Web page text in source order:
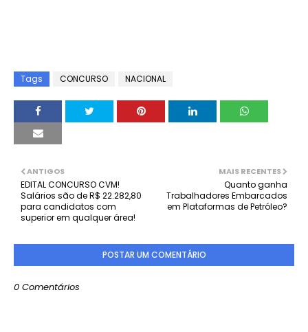
Tags CONCURSO NACIONAL
MAIS RECENTES
Quanto ganha
Trabalhadores Embarcados
em Plataformas de Petróleo?
ANTIGOS
EDITAL CONCURSO CVM!
Salários são de R$ 22.282,80
para candidatos com
superior em qualquer área!
POSTAR UM COMENTÁRIO
0 Comentários